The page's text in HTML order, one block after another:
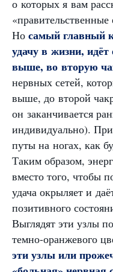
о которых я вам
«правительственные
Но самый главный
удачу в жизни,
выше, во вторую
нервных сетей,
выше, до второй
он заканчивается
индивидуально).
путы на ногах, как
Таким образом,
вместо того, чтобы
удача окрыляет и
позитивного
Выглядят эти узлы
темно-оранжевого
эти узлы или